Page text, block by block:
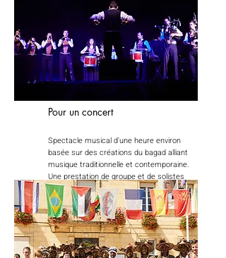
Pour un concert
Spectacle musical d'une heure environ
basée sur des créations du bagad alliant
musique traditionnelle et contemporaine.
Une prestation de groupe et de solistes
mettant en avant des instruments
d'origine diverses.